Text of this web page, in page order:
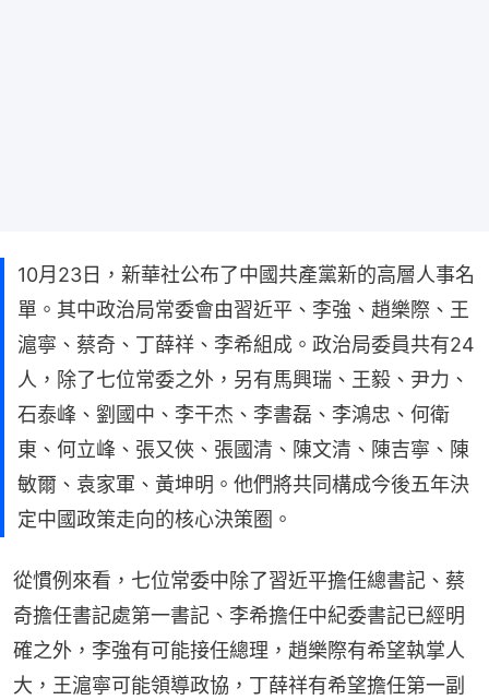
10月23日，新華社公布了中國共產黨新的高層人事名
單。其中政治局常委會由習近平、李強、趙樂際、王
滬寧、蔡奇、丁薛祥、李希組成。政治局委員共有24
人，除了七位常委之外，另有馬興瑞、王毅、尹力、
石泰峰、劉國中、李干杰、李書磊、李鴻忠、何衛
東、何立峰、張又俠、張國清、陳文清、陳吉寧、陳
敏爾、袁家軍、黃坤明。他們將共同構成今後五年決
定中國政策走向的核心決策圈。
從慣例來看，七位常委中除了習近平擔任總書記、蔡
奇擔任書記處第一書記、李希擔任中紀委書記已經明
確之外，李強有可能接任總理，趙樂際有希望執掌人
大，王滬寧可能領導政協，丁薛祥有希望擔任第一副